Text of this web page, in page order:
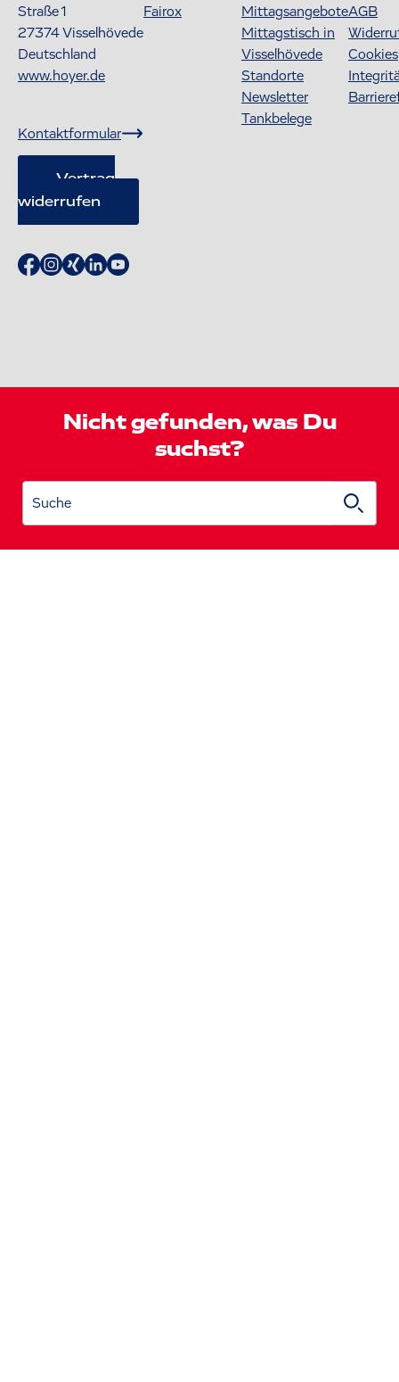
Straße 1
27374Visselhövede
Deutschland
www.hoyer.de
Kontaktformular
Vertrag
widerrufen
Fairox
Mittagsangebote
Mittagstisch in
Visselhövede
Standorte
Newsletter
Tankbelege
AGB
Cookies
Nicht gefunden, was Du
suchst?
Suche